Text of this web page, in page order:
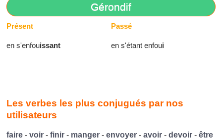
Gérondif
Présent
en s'enfouissant
Passé
en s'étant enfoui
Les verbes les plus conjugués par nos
utilisateurs
faire -voir -finir - manger -envoyer -avoir -devoir -être